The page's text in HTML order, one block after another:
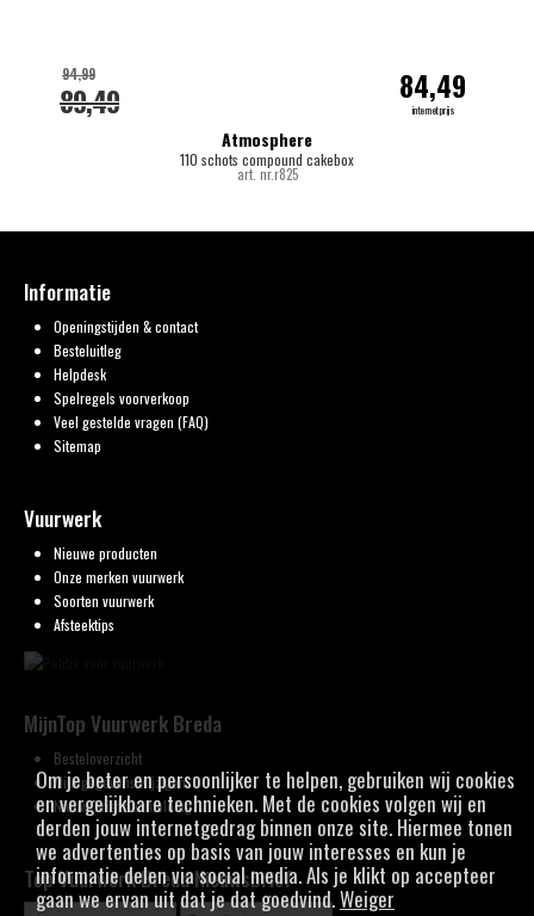
Atmosphere
110 schots compound cakebox
art. nr.r825
89,49
94,99 84,49
internetprijs
Informatie
Openingstijden & contact
Besteluitleg
Helpdesk
Spelregels voorverkoop
Veel gestelde vragen (FAQ)
Sitemap
Vuurwerk
Nieuwe producten
Onze merken vuurwerk
Soorten vuurwerk
Afsteektips
MijnTop Vuurwerk Breda
Besteloverzicht
Mijn gegevens wijzigen
Nieuwsbrief aanmelding
Top Vuurwerk Breda Nieuwsbrief
Om je beter en persoonlijker te helpen, gebruiken wij cookies
en vergelijkbare technieken. Met de cookies volgen wij en
derden jouw internetgedrag binnen onze site. Hiermee tonen
we advertenties op basis van jouw interesses en kun je
informatie delen via social media. Als je klikt op accepteer
gaan we ervan uit dat je dat goedvind.Weiger